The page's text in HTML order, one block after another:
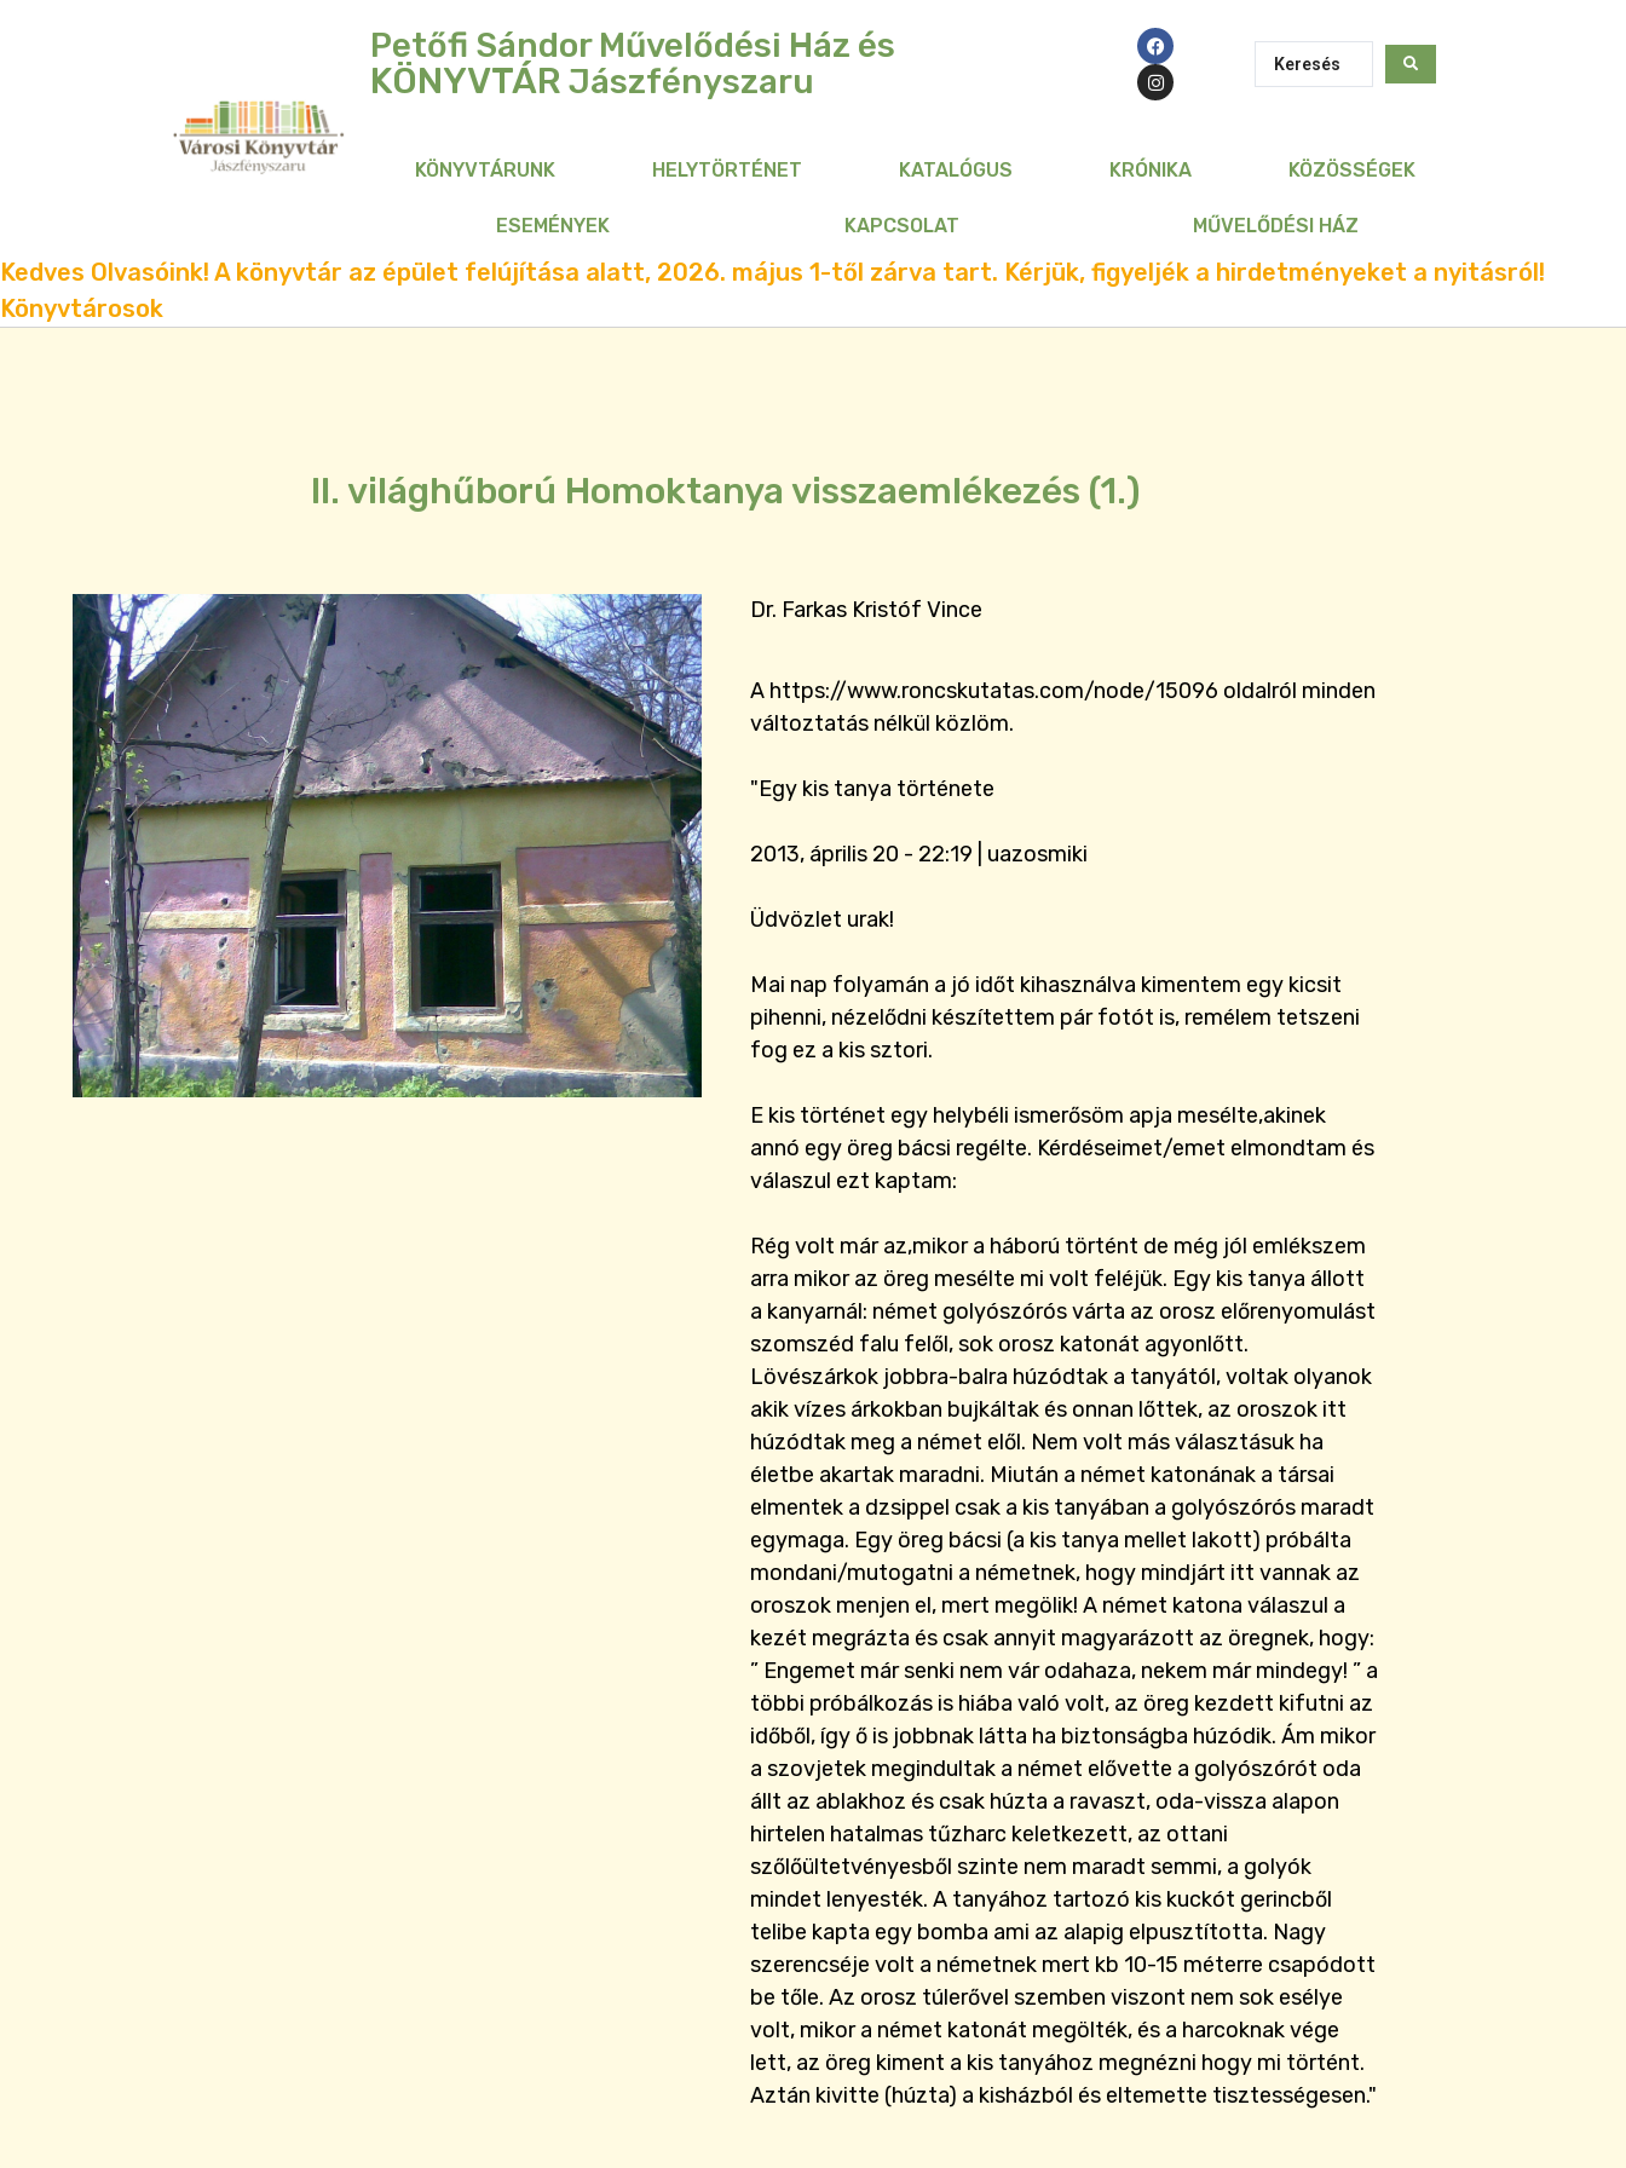
Petőfi Sándor Művelődési Ház és
KÖNYVTÁR Jászfényszaru
KÖNYVTÁRUNK HELYTÖRTÉNET KATALÓGUS KRÓNIKA KÖZÖSSÉGEK
ESEMÉNYEK KAPCSOLAT MŰVELŐDÉSI HÁZ
Kedves Olvasóink! A könyvtár az épület felújítása alatt, 2026. május 1-től zárva tart. Kérjük, figyeljék a hirdetményeket a nyitásról!
Könyvtárosok
II. világhűború Homoktanya visszaemlékezés (1.)
Dr. Farkas Kristóf Vince
A https://www.roncskutatas.com/node/15096 oldalról minden
változtatás nélkül közlöm.
"Egy kis tanya története
2013, április 20 - 22:19 | uazosmiki
Üdvözlet urak!
Mai nap folyamán a jó időt kihasználva kimentem egy kicsit
pihenni, nézelődni készítettem pár fotót is, remélem tetszeni
fog ez a kis sztori.
E kis történet egy helybéli ismerősöm apja mesélte,akinek
annó egy öreg bácsi regélte. Kérdéseimet/emet elmondtam és
válaszul ezt kaptam:
Rég volt már az,mikor a háború történt de még jól emlékszem
arra mikor az öreg mesélte mi volt feléjük. Egy kis tanya állott
a kanyarnál: német golyószórós várta az orosz előrenyomulást
szomszéd falu felől, sok orosz katonát agyonlőtt.
Lövészárkok jobbra-balra húzódtak a tanyától, voltak olyanok
akik vízes árkokban bujkáltak és onnan lőttek, az oroszok itt
húzódtak meg a német elől. Nem volt más választásuk ha
életbe akartak maradni. Miután a német katonának a társai
elmentek a dzsippel csak a kis tanyában a golyószórós maradt
egymaga. Egy öreg bácsi (a kis tanya mellet lakott) próbálta
mondani/mutogatni a németnek, hogy mindjárt itt vannak az
oroszok menjen el, mert megölik! A német katona válaszul a
kezét megrázta és csak annyit magyarázott az öregnek, hogy:
” Engemet már senki nem vár odahaza, nekem már mindegy! ” a
többi próbálkozás is hiába való volt, az öreg kezdett kifutni az
időből, így ő is jobbnak látta ha biztonságba húzódik. Ám mikor
a szovjetek megindultak a német elővette a golyószórót oda
állt az ablakhoz és csak húzta a ravaszt, oda-vissza alapon
hirtelen hatalmas tűzharc keletkezett, az ottani
szőlőültetvényesből szinte nem maradt semmi, a golyók
mindet lenyesték. A tanyához tartozó kis kuckót gerincből
telibe kapta egy bomba ami az alapig elpusztította. Nagy
szerencséje volt a németnek mert kb 10-15 méterre csapódott
be tőle. Az orosz túlerővel szemben viszont nem sok esélye
volt, mikor a német katonát megölték, és a harcoknak vége
lett, az öreg kiment a kis tanyához megnézni hogy mi történt.
Aztán kivitte (húzta) a kisházból és eltemette tisztességesen."